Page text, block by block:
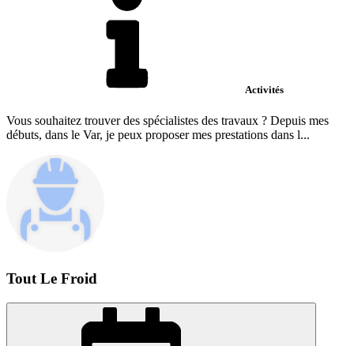
Activités
Vous souhaitez trouver des spécialistes des travaux ? Depuis mes
débuts, dans le Var, je peux proposer mes prestations dans l...
Tout Le Froid